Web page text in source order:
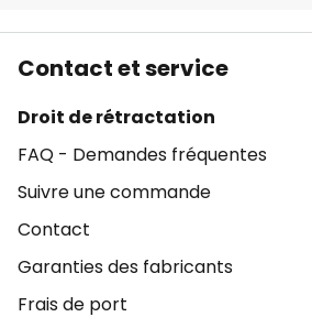
Contact et service
Droit de rétractation
FAQ - Demandes fréquentes
Suivre une commande
Contact
Garanties des fabricants
Frais de port